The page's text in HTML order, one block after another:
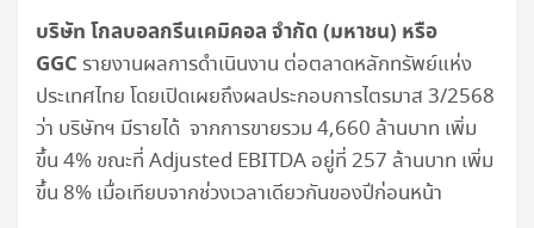
บริษัท โกลบอลกรีนเคมิคอล จำกัด (มหาชน) หรือ
GGC รายงานผลการดำเนินงาน ต่อตลาดหลักทรัพย์แห่ง
ประเทศไทย โดยเปิดเผยถึงผลประกอบการไตรมาส 3/2568
ว่า บริษัทฯ มีรายได้ จากการขายรวม 4,660 ล้านบาท เพิ่ม
ขึ้น 4% ขณะที่ Adjusted EBITDA อยู่ที่ 257 ล้านบาท เพิ่ม
ขึ้น 8% เมื่อเทียบจากช่วงเวลาเดียวกันของปีก่อนหน้า